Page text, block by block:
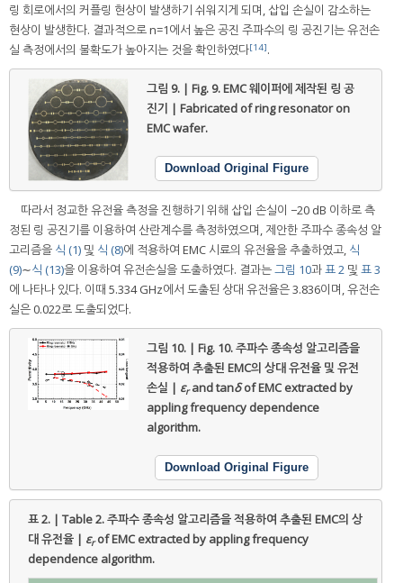
링 회로에서의 커플링 현상이 발생하기 쉬워지게 되며, 삽입 손실이 감소하는
현상이 발생한다. 결과적으로 n=1에서 높은 공진 주파수의 링 공진기는 유전손
실 측정에서의 불확도가 높아지는 것을 확인하였다[14].
그림 9. | Fig. 9.EMC 웨이퍼에 제작된 링 공
진기 | Fabricated of ring resonator on
EMC wafer.
Download Original Figure
따라서 정교한 유전율 측정을 진행하기 위해 삽입 손실이 −20 dB 이하로 측
정된 링 공진기를 이용하여 산란계수를 측정하였으며, 제안한 주파수 종속성 알
고리즘을 식 (1) 및 식 (8)에 적용하여 EMC 시료의 유전율을 추출하였고, 식
(9)∼식 (13)을 이용하여 유전손실을 도출하였다. 결과는그림 10과표 2 및 표 3
에 나타나 있다. 이때 5.334 GHz에서 도출된 상대 유전율은 3.836이며, 유전손
실은 0.022로 도출되었다.
그림 10. | Fig. 10.주파수 종속성 알고리즘을
적용하여 추출된 EMC의 상대 유전율 및 유전
손실 | εrand tanδof EMC extracted by
appling frequency dependence
algorithm.
Download Original Figure
표 2. | Table 2.주파수 종속성 알고리즘을 적용하여 추출된 EMC의 상
대 유전율 | εrof EMC extracted by appling frequency
dependence algorithm.